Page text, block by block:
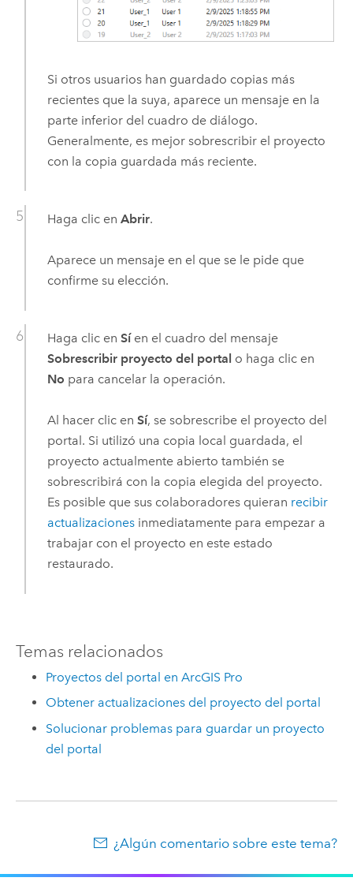
Si otros usuarios han guardado copias más
recientes que la suya, aparece un mensaje en la
parte inferior del cuadro de diálogo.
Generalmente, es mejor sobrescribir el proyecto
con la copia guardada más reciente.
Haga clic en Abrir.
Aparece un mensaje en el que se le pide que
confirme su elección.
Haga clic en Síen el cuadro del mensaje
Sobrescribir proyecto del portal o haga clic en
No para cancelar la operación.
Al hacer clic en Sí, se sobrescribe el proyecto del
portal. Si utilizó una copia local guardada, el
proyecto actualmente abierto también se
sobrescribirá con la copia elegida del proyecto.
Es posible que sus colaboradores quieran recibir
actualizacionesinmediatamente para empezar a
trabajar con el proyecto en este estado
restaurado.
Temas relacionados
Proyectos del portal en ArcGIS Pro
Obtener actualizaciones del proyecto del portal
Solucionar problemas para guardar un proyecto
del portal
¿Algún comentario sobre este tema?